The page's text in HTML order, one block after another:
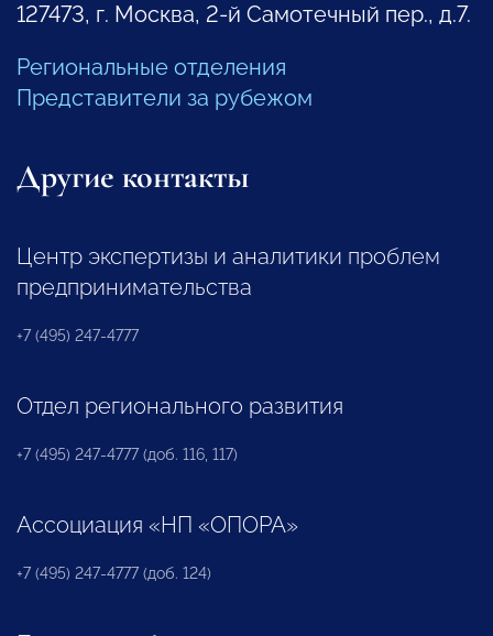
127473, г. Москва, 2-й Самотечный пер., д.7.
Региональные отделения
Представители за рубежом
Другие контакты
Центр экспертизы и аналитики проблем
предпринимательства
+7 (495) 247-4777
Отдел регионального развития
+7 (495) 247-4777 (доб. 116, 117)
Ассоциация «НП «ОПОРА»
+7 (495) 247-4777 (доб. 124)